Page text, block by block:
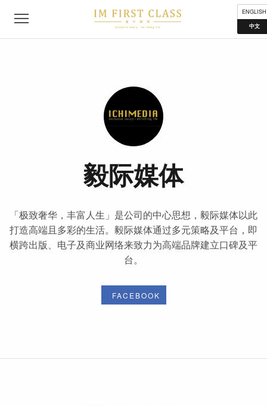
ENGLISH
中文
毅际媒体
「极致奢华，丰富人生」是公司的中心思想，毅际媒体以此
打造高端且多彩的生活。毅际媒体通过多元策略及平台，即
横跨出版、电子及商业网络来致力为高端品牌建立口碑及平
台。
FACEBOOK